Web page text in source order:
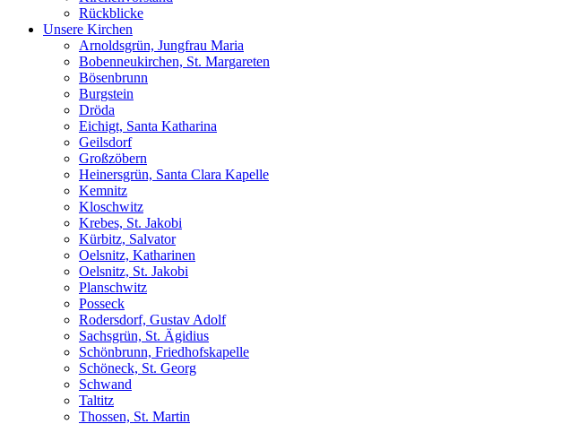
Rückblicke
Unsere Kirchen
Arnoldsgrün, Jungfrau Maria
Bobenneukirchen, St. Margareten
Bösenbrunn
Burgstein
Dröda
Eichigt, Santa Katharina
Geilsdorf
Großzöbern
Heinersgrün, Santa Clara Kapelle
Kemnitz
Kloschwitz
Krebes, St. Jakobi
Kürbitz, Salvator
Oelsnitz, Katharinen
Oelsnitz, St. Jakobi
Planschwitz
Posseck
Rodersdorf, Gustav Adolf
Sachsgrün, St. Ägidius
Schönbrunn, Friedhofskapelle
Schöneck, St. Georg
Schwand
Taltitz
Thossen, St. Martin